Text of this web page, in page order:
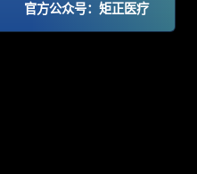
官方公众号：矩正医疗